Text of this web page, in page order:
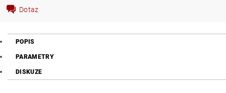
Dotaz
POPIS
PARAMETRY
DISKUZE